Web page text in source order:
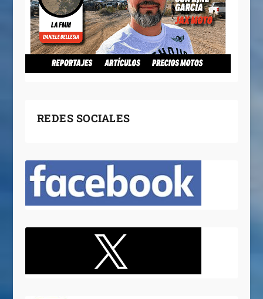
REDES SOCIALES